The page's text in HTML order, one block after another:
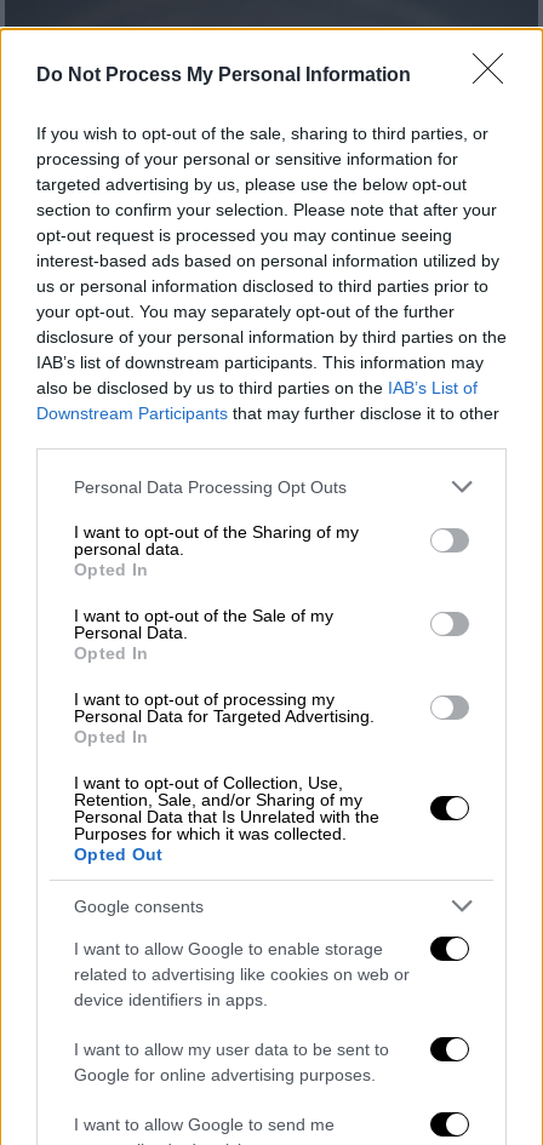
Do Not Process My Personal Information
If you wish to opt-out of the sale, sharing to third parties, or
processing of your personal or sensitive information for
targeted advertising by us, please use the below opt-out
section to confirm your selection. Please note that after your
opt-out request is processed you may continue seeing
interest-based ads based on personal information utilized by
us or personal information disclosed to third parties prior to
your opt-out. You may separately opt-out of the further
disclosure of your personal information by third parties on the
IAB’s list of downstream participants. This information may
also be disclosed by us to third parties on the IAB’s List of
Downstream Participants that may further disclose it to other
Please note that this website/app uses one or more Google
not limited to your visit or usage behaviour. You may click to
grant or deny consent to Google and its third-party tags to
use your data for below specified purposes in below Google
consent section.
Personal Data Processing Opt Outs
I want to opt-out of the Sharing of my
personal data.
Opted In
I want to opt-out of the Sale of my
Personal Data.
Opted In
I want to opt-out of processing my
Personal Data for Targeted Advertising.
Opted In
I want to opt-out of Collection, Use,
Retention, Sale, and/or Sharing of my
Personal Data that Is Unrelated with the
Purposes for which it was collected.
Opted Out
Google consents
I want to allow Google to enable storage
related to advertising like cookies on web or
device identifiers in apps.
I want to allow my user data to be sent to
Google for online advertising purposes.
I want to allow Google to send me
Τηλεόραση|11.12.2025 14:17
Έρχεται το «House of the Dragon 3»: Οι
πρώτες εικόνες προκαλούν φρενίτιδα
στους φαν
Η πρεμιέρα του νέου κύκλου αναμένεται τον
Ιούνιο του 2026
Σινεμά|04.11.2025 19:40
Ο Σαβέριο Κοστάντσο στο Φεστιβάλ
Θεσσαλονίκης: «Η Έλενα Φεράντε είναι
μια επικίνδυνη συγγραφέας»
Στην αίθουσα «Παύλος Ζάννας» βρέθηκε ο